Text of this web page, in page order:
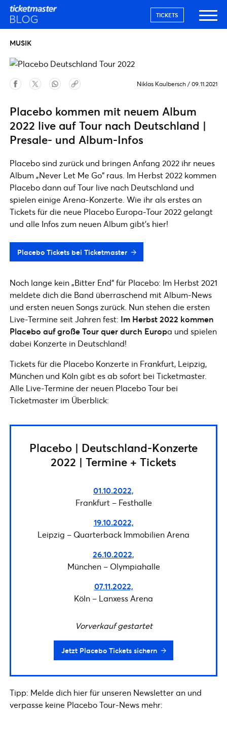
TICKETS
MUSIK
Niklas Kaulbersch / 09.11.2021
Placebo kommen mit neuem Album
2022 live auf Tour nach Deutschland |
Presale- und Album-Infos
Placebo sind zurück und bringen Anfang 2022 ihr neues
Album „Never Let Me Go“ raus. Im Herbst 2022 kommen
Placebo dann auf Tour live nach Deutschland und
spielen einige Arena-Konzerte. Wie ihr als erstes an
Tickets für die neue Placebo Europa-Tour 2022 gelangt
und alle Infos zum neuen Album gibt's hier!
Placebo Tickets bei Ticketmaster
Noch lange kein „Bitter End“ für Placebo: Im Herbst 2021
meldete dich die Band überraschend mit Album-News
und ersten neuen Songs zurück. Nun stehen die ersten
Live-Termine seit Jahren fest: Im Herbst 2022 kommen
Placebo auf große Tour quer durch Europa und spielen
dabei Konzerte in Deutschland!
Tickets für die Placebo Konzerte in Frankfurt, Leipzig,
München und Köln gibt es ab sofort bei Ticketmaster.
Alle Live-Termine der neuen Placebo Tour bei
Ticketmaster im Überblick:
Placebo | Deutschland-Konzerte
2022 | Termine + Tickets
01.10.2022,
Frankfurt – Festhalle
19.10.2022,
Leipzig – Quarterback Immobilien Arena
26.10.2022,
München – Olympiahalle
07.11.2022,
Köln – Lanxess Arena
Vorverkauf gestartet
Jetzt Placebo Tickets sichern
Tipp: Melde dich hier für unseren Newsletter an und
verpasse keine Placebo Tour-News mehr: